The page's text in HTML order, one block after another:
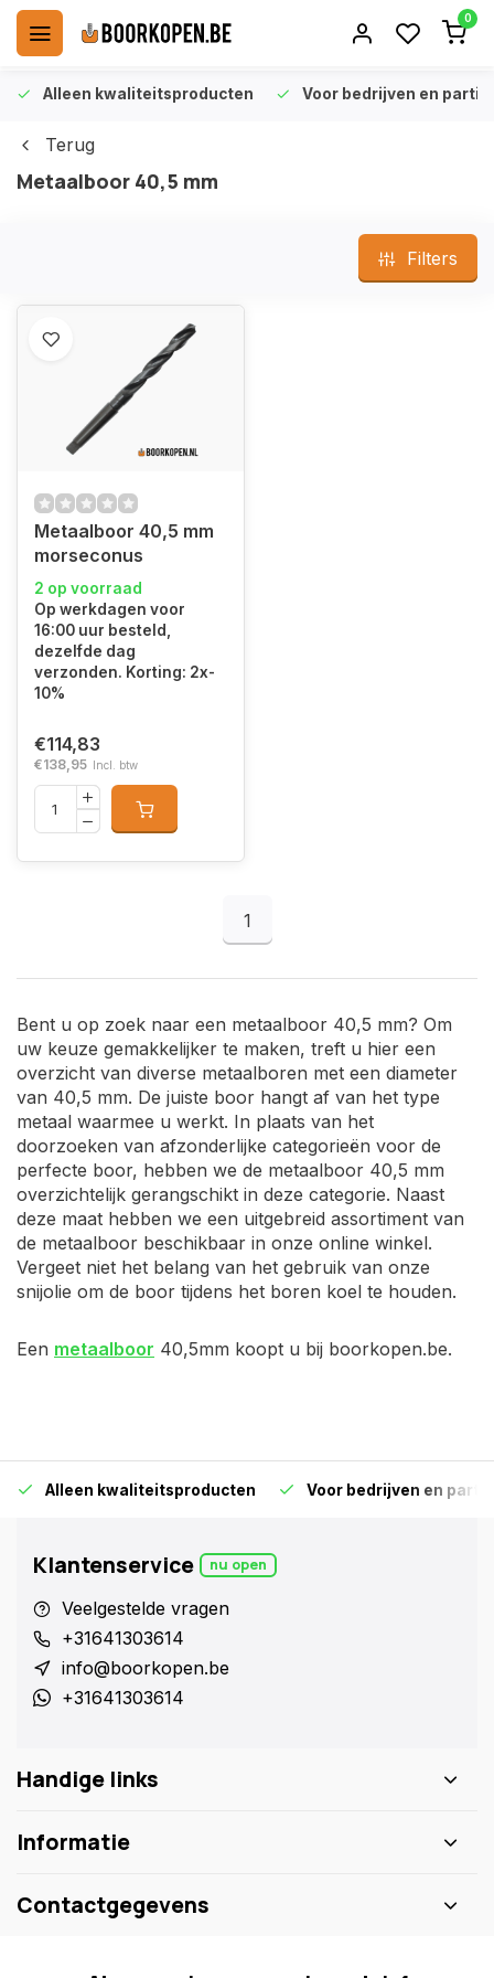
0
Alleen kwaliteitsproducten Voor bedrijven en
Terug
Metaalboor 40,5 mm
Filters
Metaalboor 40,5 mm
morseconus
2 op voorraad
Op werkdagen voor
16:00 uur besteld,
dezelfde dag
verzonden. Korting: 2x-
10%
€114,83
€138,95 Incl. btw
1
Bent u op zoek naar een metaalboor 40,5 mm? Om
uw keuze gemakkelijker te maken, treft u hier een
overzicht van diverse metaalboren met een diameter
van 40,5 mm. De juiste boor hangt af van het type
metaal waarmee u werkt. In plaats van het
doorzoeken van afzonderlijke categorieën voor de
perfecte boor, hebben we de metaalboor 40,5 mm
overzichtelijk gerangschikt in deze categorie. Naast
deze maat hebben we een uitgebreid assortiment van
de metaalboor beschikbaar in onze online winkel.
Vergeet niet het belang van het gebruik van onze
snijolie om de boor tijdens het boren koel te houden.
Een metaalboor 40,5mm koopt u bij boorkopen.be.
Alleen kwaliteitsproducten Voor bedrijven en
Klantenservice nu open
Veelgestelde vragen
+31641303614
info@boorkopen.be
+31641303614
Handige links
Informatie
Contactgegevens